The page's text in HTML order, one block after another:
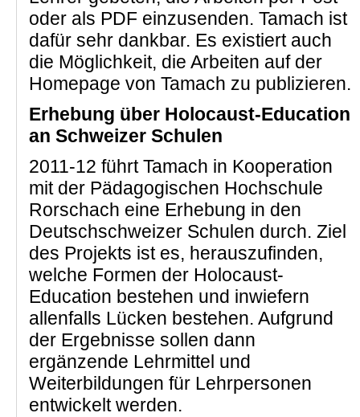
oder als PDF einzusenden. Tamach ist
dafür sehr dankbar. Es existiert auch
die Möglichkeit, die Arbeiten auf der
Homepage von Tamach zu publizieren.
Erhebung über Holocaust-Education
an Schweizer Schulen
2011-12 führt Tamach in Kooperation
mit der Pädagogischen Hochschule
Rorschach eine Erhebung in den
Deutschschweizer Schulen durch. Ziel
des Projekts ist es, herauszufinden,
welche Formen der Holocaust-
Education bestehen und inwiefern
allenfalls Lücken bestehen. Aufgrund
der Ergebnisse sollen dann
ergänzende Lehrmittel und
Weiterbildungen für Lehrpersonen
entwickelt werden.